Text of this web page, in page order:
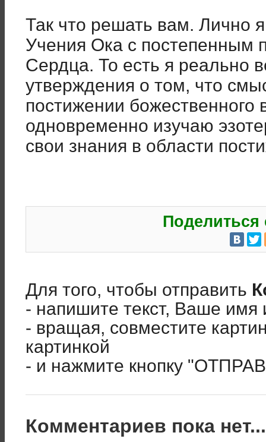
Так что решать вам. Лично
Учения Ока с постепенным
Сердца. То есть я реально
утверждения о том, что
постижении
одновременно изучаю
свои знания в области
Поделиться
Для того, чтобы отправить
- напишите текст, Ваше имя
- вращая, совместите
картинкой
- и нажмите кнопку
Комментариев пока